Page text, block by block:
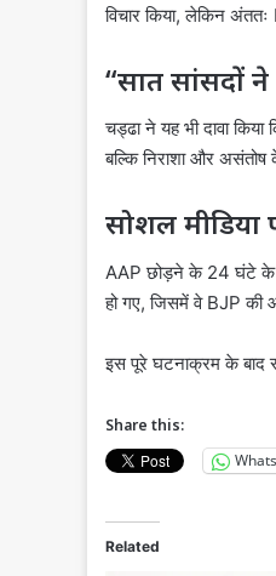
विचार किया, लेकिन अंततः
“सात सांसदों ने
चड्ढा ने यह भी दावा
बल्कि निराशा और असंतोष
सोशल मीडिया
AAP छोड़ने के 24 घंटे के
हो गए, जिसमें वे BJP
इस पूरे घटनाक्रम के बाद
Share this:
Related